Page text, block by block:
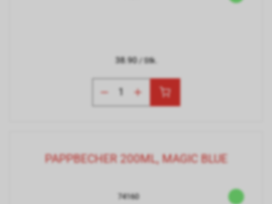
38.90/ Stk.
PAPPBECHER 200ML, MAGIC BLUE
74160